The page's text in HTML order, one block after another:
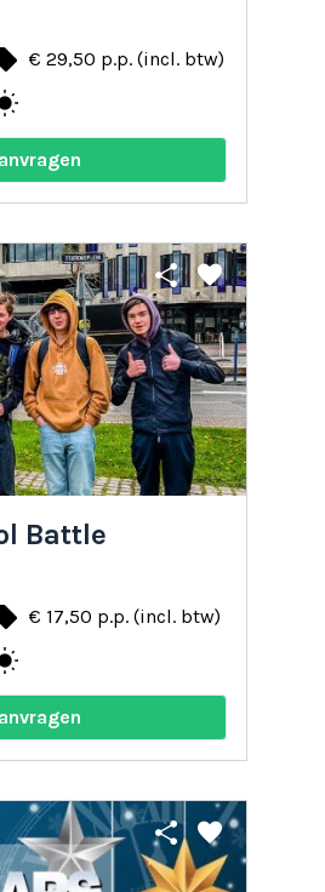
€ 29,50 p.p. (incl. btw)
share favorite
Battle
€ 17,50 p.p. (incl. btw)
share favorite